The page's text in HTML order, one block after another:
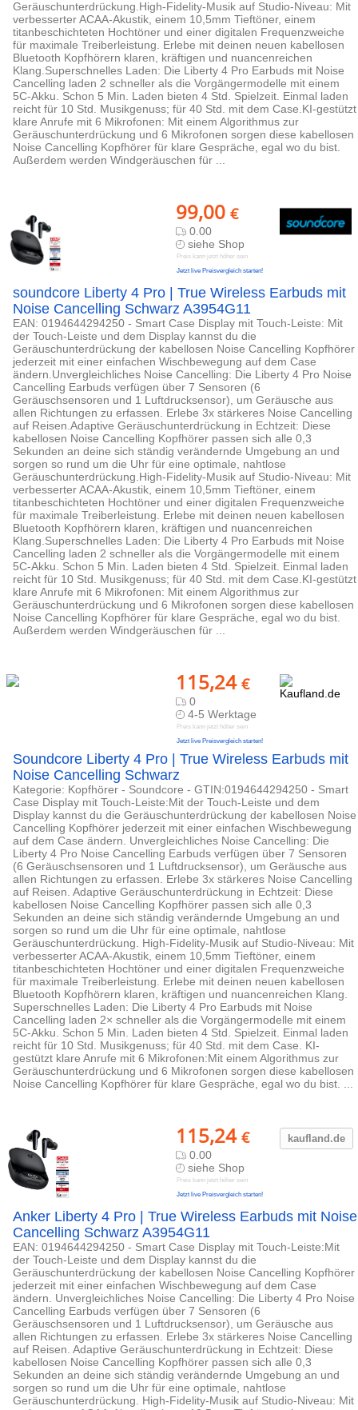
Geräuschunterdrückung.High-Fidelity-Musik auf Studio-Niveau: Mit
verbesserter ACAA-Akustik, einem 10,5mm Tieftöner, einem
titanbeschichteten Hochtöner und einer digitalen Frequenzweiche
für maximale Treiberleistung. Erlebe mit deinen neuen kabellosen
Bluetooth Kopfhörern klaren, kräftigen und nuancenreichen
Klang.Superschnelles Laden: Die Liberty 4 Pro Earbuds mit Noise
Cancelling laden 2 schneller als die Vorgängermodelle mit einem
5C-Akku. Schon 5 Min. Laden bieten 4 Std. Spielzeit. Einmal laden
reicht für 10 Std. Musikgenuss; für 40 Std. mit dem Case.KI-gestützt
klare Anrufe mit 6 Mikrofonen: Mit einem Algorithmus zur
Geräuschunterdrückung und 6 Mikrofonen sorgen diese kabellosen
Noise Cancelling Kopfhörer für klare Gespräche, egal wo du bist.
Außerdem werden Windgeräuschen für ...
99,00 €
0.00
siehe Shop
Preis kann jetzt höher sein
Jetzt live Preisvergleich starten!
soundcore Liberty 4 Pro | True Wireless Earbuds mit
Noise Cancelling Schwarz A3954G11
EAN: 0194644294250 - Smart Case Display mit Touch-Leiste: Mit
der Touch-Leiste und dem Display kannst du die
Geräuschunterdrückung der kabellosen Noise Cancelling Kopfhörer
jederzeit mit einer einfachen Wischbewegung auf dem Case
ändern.Unvergleichliches Noise Cancelling: Die Liberty 4 Pro Noise
Cancelling Earbuds verfügen über 7 Sensoren (6
Geräuschsensoren und 1 Luftdrucksensor), um Geräusche aus
allen Richtungen zu erfassen. Erlebe 3x stärkeres Noise Cancelling
auf Reisen.Adaptive Geräuschunterdrückung in Echtzeit: Diese
kabellosen Noise Cancelling Kopfhörer passen sich alle 0,3
Sekunden an deine sich ständig verändernde Umgebung an und
sorgen so rund um die Uhr für eine optimale, nahtlose
Geräuschunterdrückung.High-Fidelity-Musik auf Studio-Niveau: Mit
verbesserter ACAA-Akustik, einem 10,5mm Tieftöner, einem
titanbeschichteten Hochtöner und einer digitalen Frequenzweiche
für maximale Treiberleistung. Erlebe mit deinen neuen kabellosen
Bluetooth Kopfhörern klaren, kräftigen und nuancenreichen
Klang.Superschnelles Laden: Die Liberty 4 Pro Earbuds mit Noise
Cancelling laden 2 schneller als die Vorgängermodelle mit einem
5C-Akku. Schon 5 Min. Laden bieten 4 Std. Spielzeit. Einmal laden
reicht für 10 Std. Musikgenuss; für 40 Std. mit dem Case.KI-gestützt
klare Anrufe mit 6 Mikrofonen: Mit einem Algorithmus zur
Geräuschunterdrückung und 6 Mikrofonen sorgen diese kabellosen
Noise Cancelling Kopfhörer für klare Gespräche, egal wo du bist.
Außerdem werden Windgeräuschen für ...
115,24 €
0
4-5 Werktage
Preis kann jetzt höher sein
Jetzt live Preisvergleich starten!
Soundcore Liberty 4 Pro | True Wireless Earbuds mit
Noise Cancelling Schwarz
Kategorie: Kopfhörer - Soundcore - GTIN:0194644294250 - Smart
Case Display mit Touch-Leiste:Mit der Touch-Leiste und dem
Display kannst du die Geräuschunterdrückung der kabellosen Noise
Cancelling Kopfhörer jederzeit mit einer einfachen Wischbewegung
auf dem Case ändern. Unvergleichliches Noise Cancelling: Die
Liberty 4 Pro Noise Cancelling Earbuds verfügen über 7 Sensoren
(6 Geräuschsensoren und 1 Luftdrucksensor), um Geräusche aus
allen Richtungen zu erfassen. Erlebe 3x stärkeres Noise Cancelling
auf Reisen. Adaptive Geräuschunterdrückung in Echtzeit: Diese
kabellosen Noise Cancelling Kopfhörer passen sich alle 0,3
Sekunden an deine sich ständig verändernde Umgebung an und
sorgen so rund um die Uhr für eine optimale, nahtlose
Geräuschunterdrückung. High-Fidelity-Musik auf Studio-Niveau: Mit
verbesserter ACAA-Akustik, einem 10,5mm Tieftöner, einem
titanbeschichteten Hochtöner und einer digitalen Frequenzweiche
für maximale Treiberleistung. Erlebe mit deinen neuen kabellosen
Bluetooth Kopfhörern klaren, kräftigen und nuancenreichen Klang.
Superschnelles Laden: Die Liberty 4 Pro Earbuds mit Noise
Cancelling laden 2× schneller als die Vorgängermodelle mit einem
5C-Akku. Schon 5 Min. Laden bieten 4 Std. Spielzeit. Einmal laden
reicht für 10 Std. Musikgenuss; für 40 Std. mit dem Case. KI-
gestützt klare Anrufe mit 6 Mikrofonen:Mit einem Algorithmus zur
Geräuschunterdrückung und 6 Mikrofonen sorgen diese kabellosen
Noise Cancelling Kopfhörer für klare Gespräche, egal wo du bist. ...
kaufland.de
115,24 €
0.00
siehe Shop
Preis kann jetzt höher sein
Jetzt live Preisvergleich starten!
Anker Liberty 4 Pro | True Wireless Earbuds mit Noise
Cancelling Schwarz A3954G11
EAN: 0194644294250 - Smart Case Display mit Touch-Leiste:Mit
der Touch-Leiste und dem Display kannst du die
Geräuschunterdrückung der kabellosen Noise Cancelling Kopfhörer
jederzeit mit einer einfachen Wischbewegung auf dem Case
ändern. Unvergleichliches Noise Cancelling: Die Liberty 4 Pro Noise
Cancelling Earbuds verfügen über 7 Sensoren (6
Geräuschsensoren und 1 Luftdrucksensor), um Geräusche aus
allen Richtungen zu erfassen. Erlebe 3x stärkeres Noise Cancelling
auf Reisen. Adaptive Geräuschunterdrückung in Echtzeit: Diese
kabellosen Noise Cancelling Kopfhörer passen sich alle 0,3
Sekunden an deine sich ständig verändernde Umgebung an und
sorgen so rund um die Uhr für eine optimale, nahtlose
Geräuschunterdrückung. High-Fidelity-Musik auf Studio-Niveau: Mit